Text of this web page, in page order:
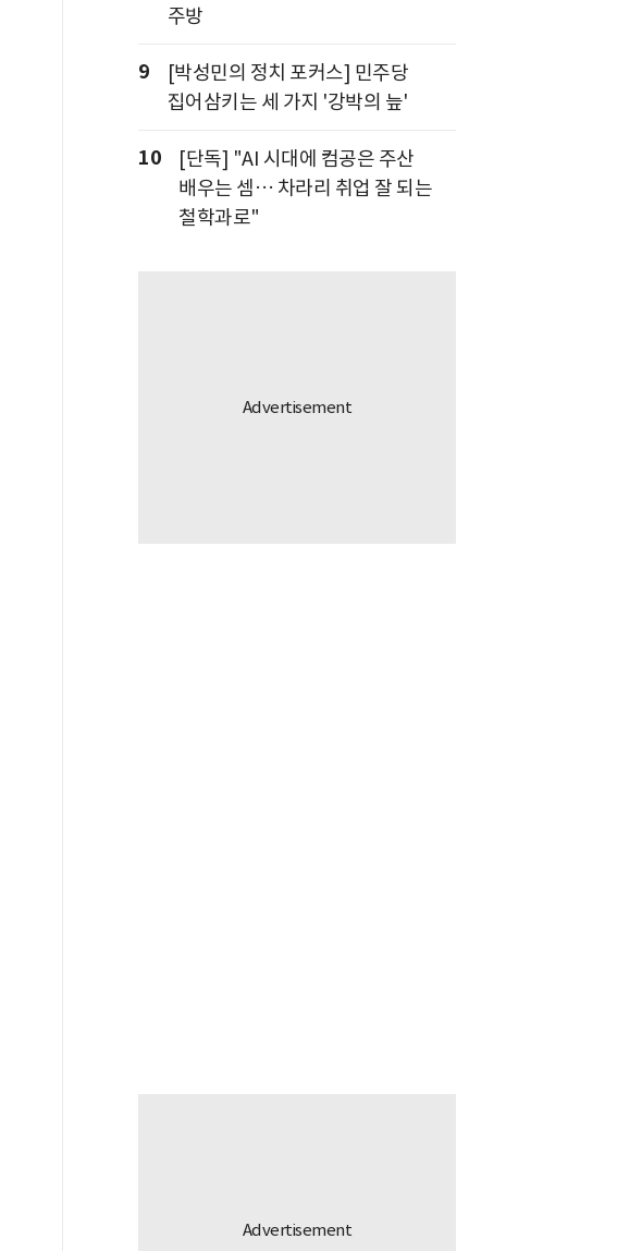
주방
9
[박성민의 정치 포커스] 민주당
집어삼키는 세 가지 '강박의 늪'
10
[단독] "AI 시대에 컴공은 주산
배우는 셈… 차라리 취업 잘 되는
철학과로"